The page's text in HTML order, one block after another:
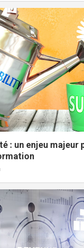
: un enjeu majeur